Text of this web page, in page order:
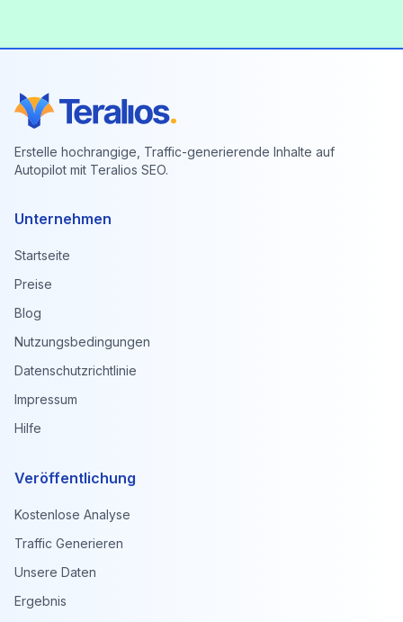
Erstelle hochrangige, Traffic-generierende Inhalte auf
Autopilot mit Teralios SEO.
Unternehmen
Startseite
Preise
Blog
Nutzungsbedingungen
Datenschutzrichtlinie
Impressum
Hilfe
Veröffentlichung
Kostenlose Analyse
Traffic Generieren
Unsere Daten
Ergebnis